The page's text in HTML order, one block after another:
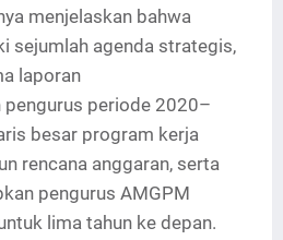
menjelaskan bahwa
sejumlah agenda strategis,
laporan
periode 2020–
besar program kerja
rencana anggaran, serta
pengurus AMGPM
lima tahun ke depan.